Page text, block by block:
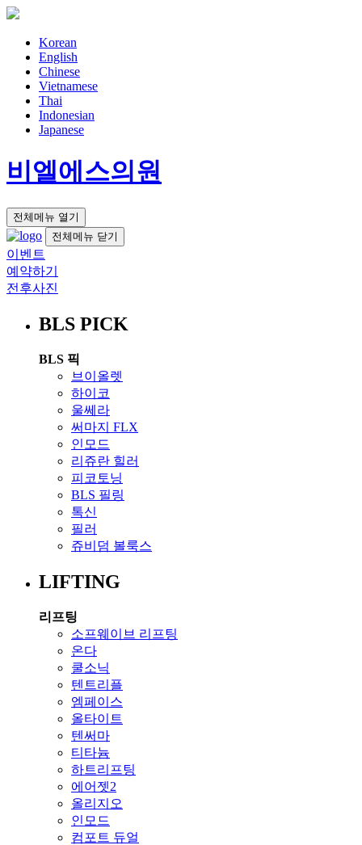
Korean
English
Chinese
Vietnamese
Thai
Indonesian
Japanese
비엘에스의원
전체메뉴 열기
전체메뉴 닫기
이벤트
예약하기
전후사진
BLS PICK
BLS 픽
브이올렛
하이코
울쎄라
써마지 FLX
인모드
리쥬란 힐러
피코토닝
BLS 필링
톡신
필러
쥬비덤 볼룩스
LIFTING
리프팅
소프웨이브 리프팅
온다
쿨소닉
텐트리플
엠페이스
올타이트
텐써마
티타늄
하트리프팅
에어젯2
올리지오
인모드
컴포트 듀얼